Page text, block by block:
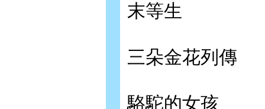
末等生
三朵金花列傳
駱駝的女孩